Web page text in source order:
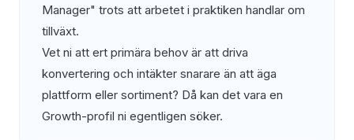
Manager" trots att arbetet i praktiken handlar om
tillväxt.
Vet ni att ert primära behov är att driva
konvertering och intäkter snarare än att äga
plattform eller sortiment? Då kan det vara en
Growth-profil ni egentligen söker.